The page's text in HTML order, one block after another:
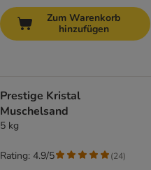
Zum Warenkorb
hinzufügen
Prestige Kristal
Muschelsand
5 kg
Rating: 4.9/5 (24)